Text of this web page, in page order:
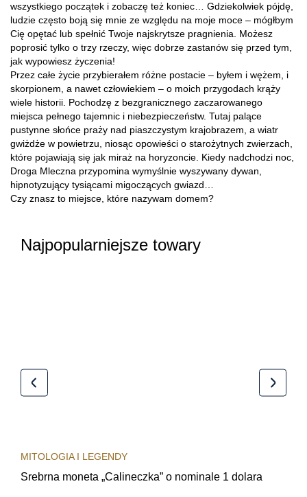
wszystkiego początek i zobaczę też koniec… Gdziekolwiek pójdę,
ludzie często boją się mnie ze względu na moje moce – mógłbym
Cię opętać lub spełnić Twoje najskrytsze pragnienia. Możesz
poprosić tylko o trzy rzeczy, więc dobrze zastanów się przed tym,
jak wypowiesz życzenia!
Przez całe życie przybierałem różne postacie – byłem i wężem, i
skorpionem, a nawet człowiekiem – o moich przygodach krąży
wiele historii. Pochodzę z bezgranicznego zaczarowanego
miejsca pełnego tajemnic i niebezpieczeństw. Tutaj palące
pustynne słońce praży nad piaszczystym krajobrazem, a wiatr
gwiżdże w powietrzu, niosąc opowieści o starożytnych zwierzach,
które pojawiają się jak miraż na horyzoncie. Kiedy nadchodzi noc,
Droga Mleczna przypomina wymyślnie wyszywany dywan,
hipnotyzujący tysiącami migoczących gwiazd…
Czy znasz to miejsce, które nazywam domem?
Najpopularniejsze towary
MITOLOGIA I LEGENDY
Srebrna moneta „Calineczka” o nominale 1 dolara